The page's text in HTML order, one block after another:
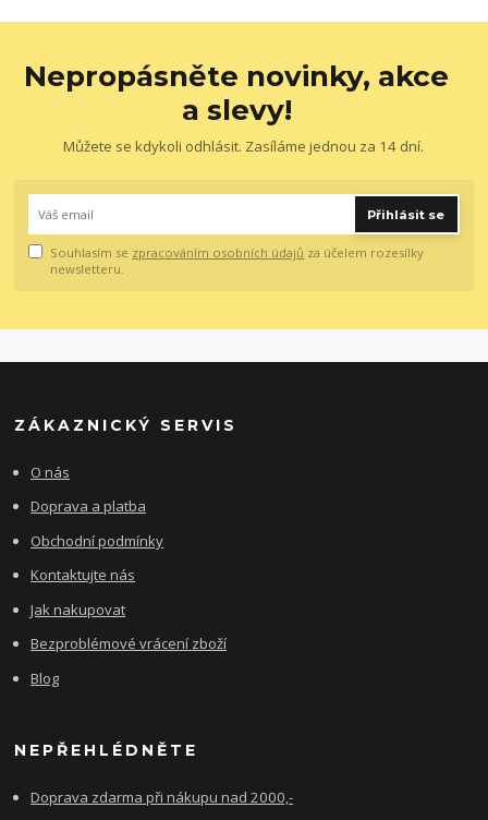
Nepropásněte novinky, akce
a slevy!
Můžete se kdykoli odhlásit. Zasíláme jednou za 14 dní.
Přihlásit se
Souhlasím se zpracováním osobních údajů za účelem rozesílky
newsletteru.
ZÁKAZNICKÝ SERVIS
O nás
Doprava a platba
Obchodní podmínky
Kontaktujte nás
Jak nakupovat
Bezproblémové vrácení zboží
Blog
NEPŘEHLÉDNĚTE
Doprava zdarma při nákupu nad 2000,-